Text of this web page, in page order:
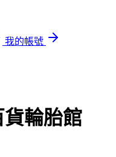
我的帳號
輪胎館